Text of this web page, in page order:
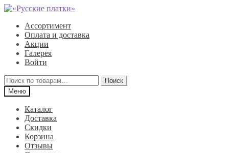
Перейти
навигации
Перейти
содержимому
Ассортимент
Оплата и доставка
Акции
Галерея
Войти
Искать:
Поиск
Меню
Каталог
Доставка
Скидки
Корзина
Отзывы